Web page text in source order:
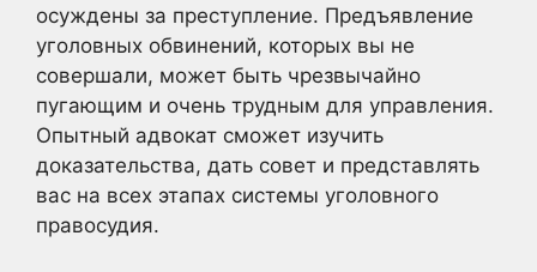
осуждены за преступление. Предъявление
уголовных обвинений, которых вы не
совершали, может быть чрезвычайно
пугающим и очень трудным для управления.
Опытный адвокат сможет изучить
доказательства, дать совет и представлять
вас на всех этапах системы уголовного
правосудия.